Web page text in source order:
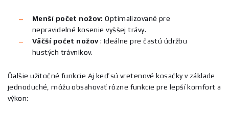
Menší počet nožov: Optimalizované pre
nepravidelné kosenie vyššej trávy.
Väčší počet nožov : Ideálne pre častú údržbu
hustých trávnikov.
Ďalšie užitočné funkcie Aj keď sú vretenové kosačky v základe
jednoduché, môžu obsahovať rôzne funkcie pre lepší komfort a
výkon: